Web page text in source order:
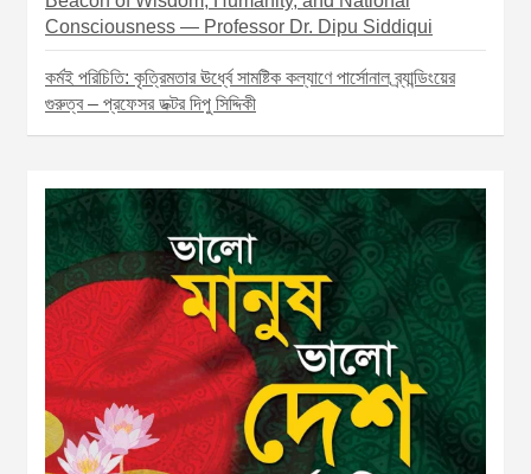
Consciousness — Professor Dr. Dipu Siddiqui
কর্মই পরিচিতি: কৃত্রিমতার ঊর্ধ্বে সামষ্টিক কল্যাণে পার্সোনাল ব্র্যান্ডিংয়ের
গুরুত্ব – প্রফেসর ডক্টর দিপু সিদ্দিকী